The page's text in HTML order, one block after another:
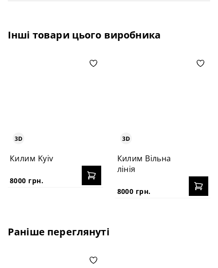
Інші товари цього виробника
Килим Kyiv
8000 грн.
Килим Вільна
лінія
8000 грн.
Раніше переглянуті